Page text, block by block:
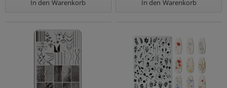
In den Warenkorb In den Warenkorb